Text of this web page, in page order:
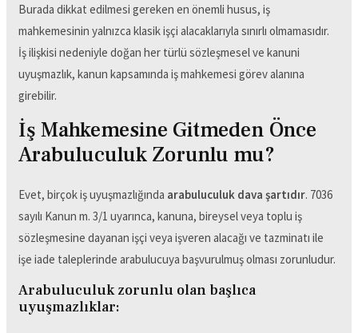
Burada dikkat edilmesi gereken en önemli husus, iş
mahkemesinin yalnızca klasik işçi alacaklarıyla sınırlı olmamasıdır.
İş ilişkisi nedeniyle doğan her türlü sözleşmesel ve kanuni
uyuşmazlık, kanun kapsamında iş mahkemesi görev alanına
girebilir.
İş Mahkemesine Gitmeden Önce
Arabuluculuk Zorunlu mu?
Evet, birçok iş uyuşmazlığında arabuluculuk dava şartıdır. 7036
sayılı Kanun m. 3/1 uyarınca, kanuna, bireysel veya toplu iş
sözleşmesine dayanan işçi veya işveren alacağı ve tazminatı ile
işe iade taleplerinde arabulucuya başvurulmuş olması zorunludur.
Arabuluculuk zorunlu olan başlıca
uyuşmazlıklar: